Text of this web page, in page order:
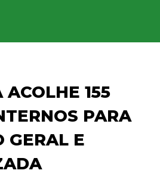
ACOLHE 155
PARA
GERAL E